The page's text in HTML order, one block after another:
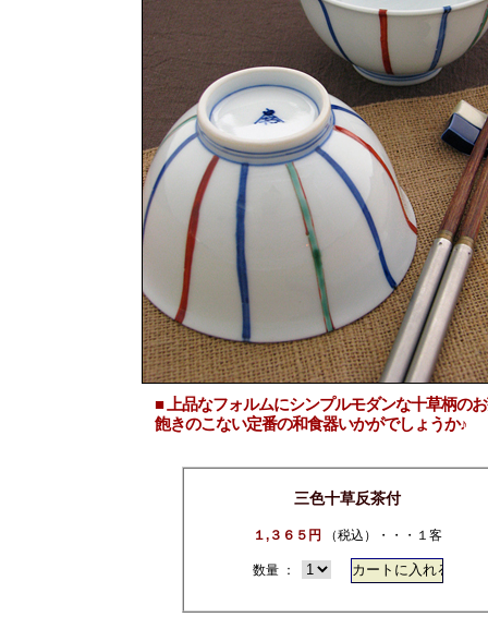
■ 上品なフォルムにシンプルモダンな十草柄の
飽きのこない定番の和食器いかがでしょうか♪
三色十草反茶付
１,３６５円 （税込）・・・１客
数量 ：